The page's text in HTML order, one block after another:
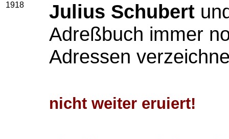
1918 Julius Schubert
Adreßbuch immer
Adressen
nicht weiter eruiert!